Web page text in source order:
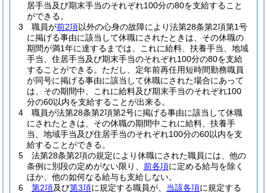
居手当及び期末手当のそれぞれ100分の80を支給すること
ができる。
3
職員が前2項以外の心身の故障により法第28条第2項第1号
に掲げる事由に該当して休職にされたときは、その休職の
期間が満1年に達するまでは、これに給料、扶養手当、地域
手当、住居手当及び期末手当のそれぞれ100分の80を支給
することができる。 ただし、定年前再任用短時間勤務職員
が同号に掲げる事由に該当して休職にされた場合にあって
は、その期間中、これに給料及び期末手当のそれぞれ100
分の60以内を支給することが出来る。
4
職員が法第28条第2項第2号に掲げる事由に該当して休職
にされたときは、その休職の期間中これに給料、扶養手
当、地域手当及び住居手当のそれぞれ100分の60以内を支
給することができる。
5
法第28条第2項の規定により休職にされた職員には、他の
条例に別段の定めがない限り、 前各項に定める給与を除く
ほか、他の如何なる給与も支給しない。
6
第2項及び第3項に規定する職員が、 当該各項に規定する